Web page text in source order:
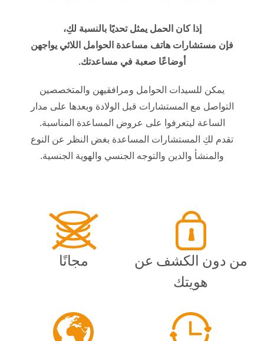
إذا كان الحمل يمثل تحديًا بالنسبة لكِ،
فإن مستشارات هاتف مساعدة الحوامل اللائي يواجهن
أوضاعًا صعبة في مساعدتك.
يمكن للسيدات الحوامل ومرافقيهن والمتخصصين
التواصل مع المستشارات قبل الولادة وبعدها على مدار
الساعة ليتعرفوا على عروض المساعدة المناسبة.
تقدم لكِ المستشارات المساعدة بغض النظر عن النوع
والمنشأ والدين والتوجه الجنسي والهوية الجنسية.
من دون الكشف عن
هويتك
مجانًا